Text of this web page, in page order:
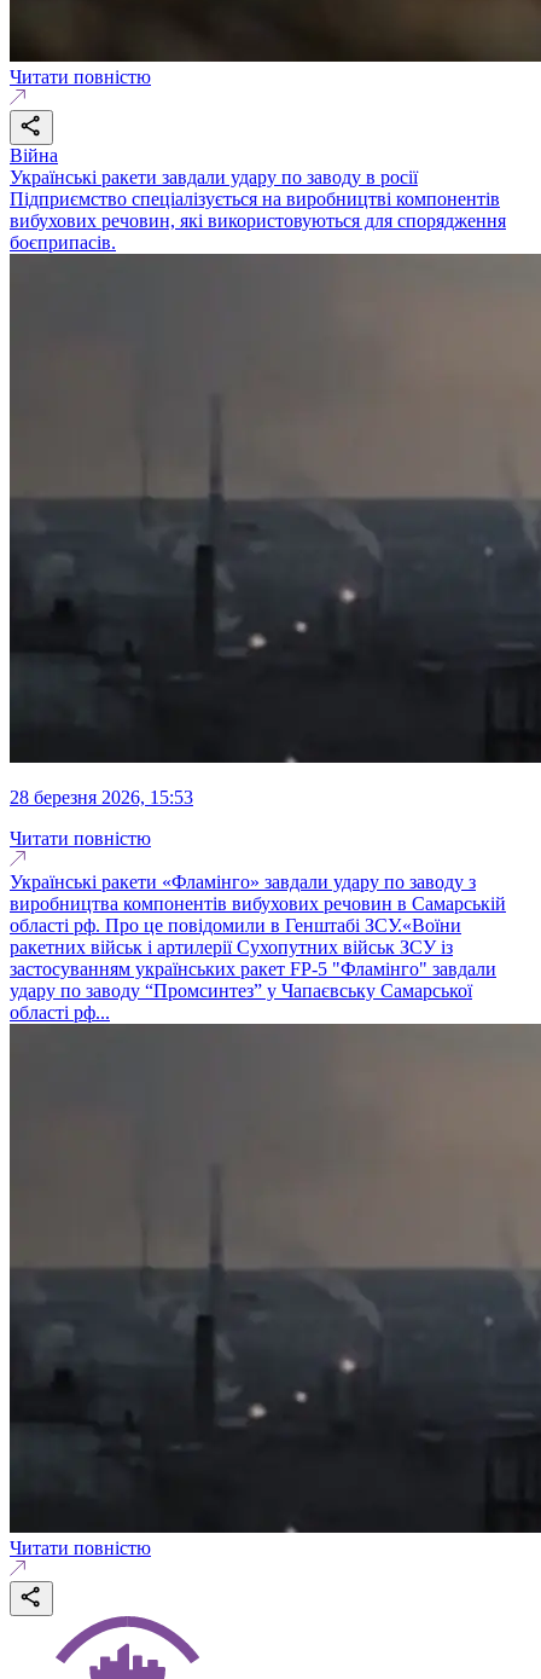
Читати повністю
Війна
Українські ракети завдали удару по заводу в росії
Підприємство спеціалізується на виробництві компонентів
вибухових речовин, які використовуються для спорядження
боєприпасів.
28 березня 2026, 15:53
Читати повністю
Українські ракети «Фламінго» завдали удару по заводу з
виробництва компонентів вибухових речовин в Самарській
області рф. Про це повідомили в Генштабі ЗСУ.«Воїни
ракетних військ і артилерії Сухопутних військ ЗСУ із
застосуванням українських ракет FP-5 "Фламінго" завдали
удару по заводу “Промсинтез” у Чапаєвську Самарської
області рф...
Читати повністю